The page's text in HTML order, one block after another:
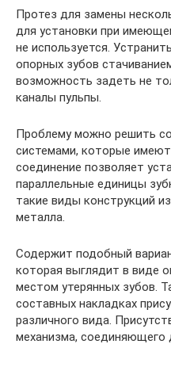
Протез для замены
для установки при
не используется.
опорных зубов
возможность задеть не
каналы пульпы.
Проблему можно решить
системами, которые имеют
соединение позволяет
параллельные единицы
такие виды конструкций
металла.
Содержит подобный
которая выглядит в виде
местом утерянных зубов.
составных накладках
различного вида.
механизма, соединяющего